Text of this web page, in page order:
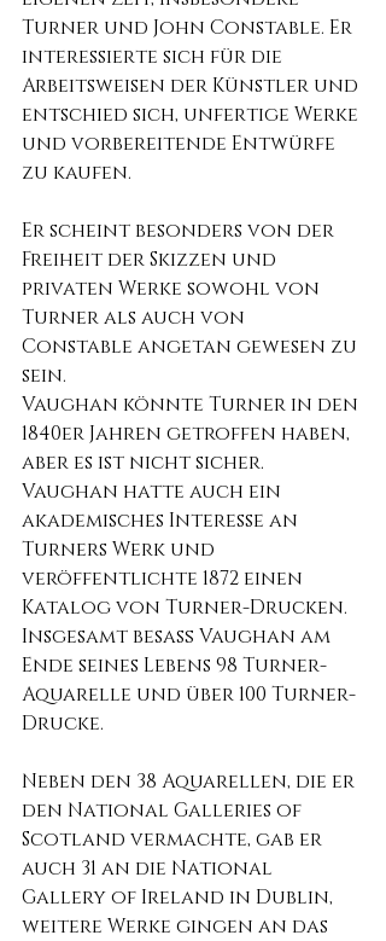
Turner und John Constable. Er
interessierte sich für die
Arbeitsweisen der Künstler und
entschied sich, unfertige Werke
und vorbereitende Entwürfe
zu kaufen.
Er scheint besonders von der
Freiheit der Skizzen und
privaten Werke sowohl von
Turner als auch von
Constable angetan gewesen zu
sein.
Vaughan könnte Turner in den
1840er Jahren getroffen haben,
aber es ist nicht sicher.
Vaughan hatte auch ein
akademisches Interesse an
Turners Werk und
veröffentlichte 1872 einen
Katalog von Turner-Drucken.
Insgesamt besaß Vaughan am
Ende seines Lebens 98 Turner-
Aquarelle und über 100 Turner-
Drucke.
Neben den 38 Aquarellen, die er
den National Galleries of
Scotland vermachte, gab er
auch 31 an die National
Gallery of Ireland in Dublin,
weitere Werke gingen an das